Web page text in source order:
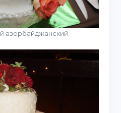
азербайджанский